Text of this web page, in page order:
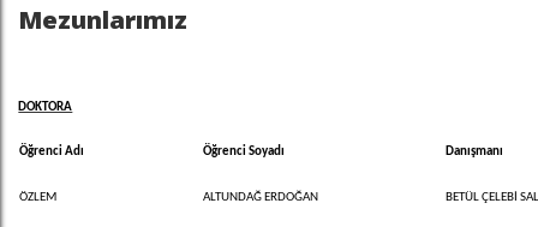
Mezunlarımız
DOKTORA
Öğrenci Adı Öğrenci Soyadı Danışmanı
ÖZLEM ALTUNDAĞ ERDOĞAN BETÜL ÇELEBİ